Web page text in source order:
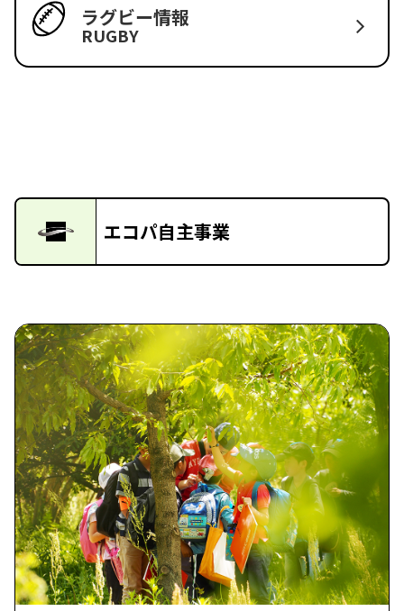
ラグビー情報
RUGBY
エコパ自主事業